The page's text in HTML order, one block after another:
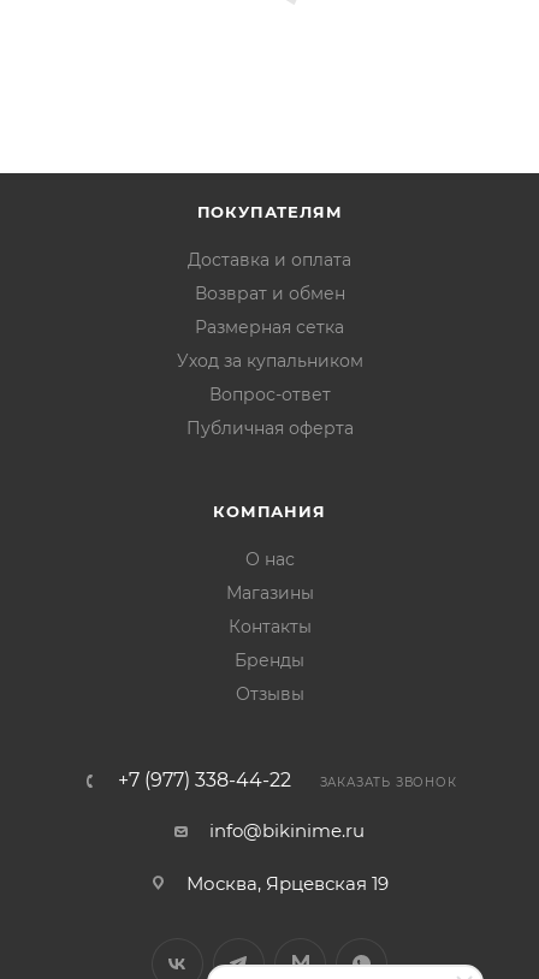
ПОКУПАТЕЛЯМ
Доставка и оплата
Возврат и обмен
Размерная сетка
Уход за купальником
Вопрос-ответ
Публичная оферта
КОМПАНИЯ
О нас
Магазины
Контакты
Бренды
Отзывы
+7 (977) 338-44-22 ЗАКАЗАТЬ ЗВОНОК
info@bikinime.ru
Москва, Ярцевская 19